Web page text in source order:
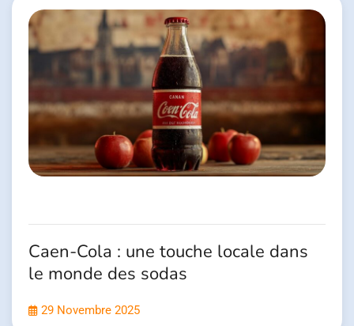
Caen-Cola : une touche locale dans
le monde des sodas
29 Novembre 2025